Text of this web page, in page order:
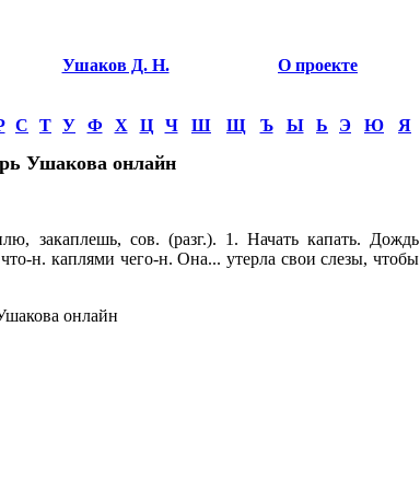
Ушаков Д. Н. О проекте
С Т У Ф Х Ц Ч Ш Щ Ъ Ы Ь Э Ю Я
Ушакова онлайн
закаплешь, сов. (разг.). 1. Начать капать. Дождь
н. каплями чего-н. Она... утерла свои слезы, чтобы